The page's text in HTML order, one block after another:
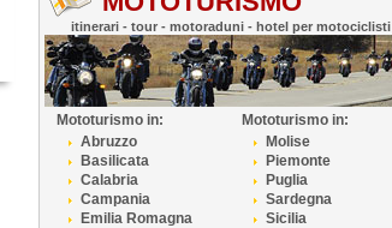
itinerari - tour - motoraduni - hotel per motociclisti
Mototurismo in:
Abruzzo
Basilicata
Calabria
Campania
Emilia Romagna
Mototurismo in:
Molise
Piemonte
Puglia
Sardegna
Sicilia